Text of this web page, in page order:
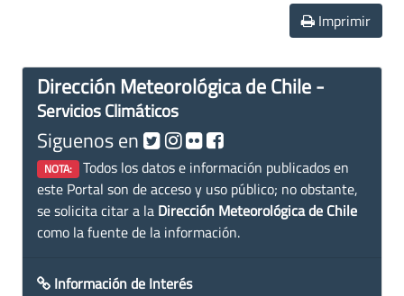
Imprimir
Dirección Meteorológica de Chile -
Servicios Climáticos
Siguenos en
NOTA: Todos los datos e información publicados en
este Portal son de acceso y uso público; no obstante,
se solicita citar a la Dirección Meteorológica de Chile
como la fuente de la información.
Información de Interés